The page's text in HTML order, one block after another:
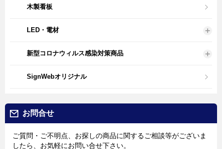
木製看板
LED・電材
新型コロナウィルス感染対策商品
SignWebオリジナル
お問合せ
ご質問・ご不明点、お探しの商品に関するご相談等がございま
したら、お気軽にお問い合せ下さい。